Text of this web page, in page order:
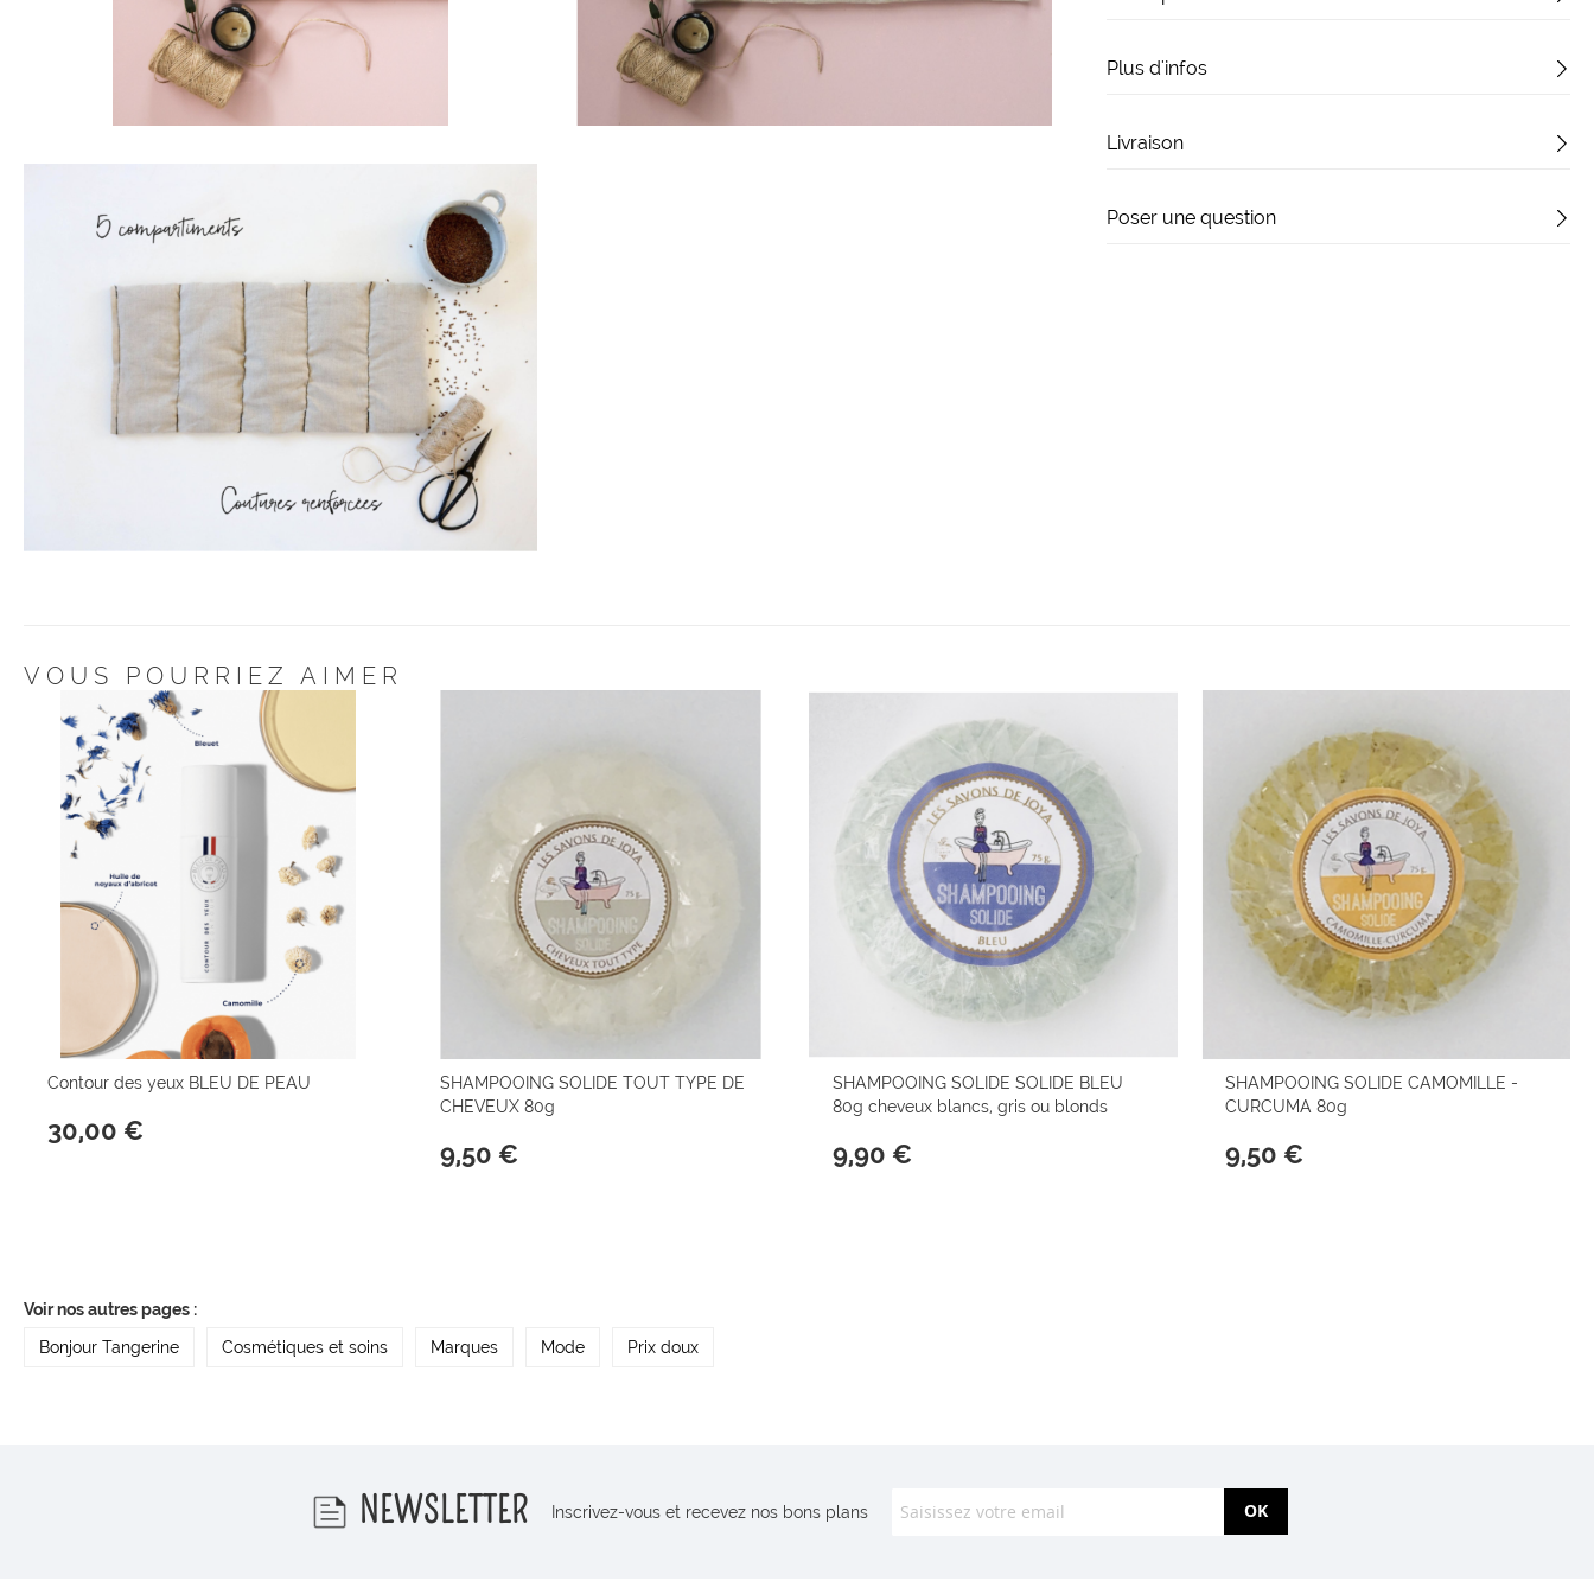
de
Galerie
d’images
Plus d'infos
Livraison
Poser une question
VOUS POURRIEZ AIMER
Contour des yeux BLEU DE PEAU
30,00 €
SHAMPOOING SOLIDE TOUT TYPE DE
CHEVEUX 80g
9,50 €
SHAMPOOING SOLIDE SOLIDE BLEU
80g cheveux blancs, gris ou blonds
9,90 €
SHAMPOOING SOLIDE CAMOMILLE -
CURCUMA 80g
9,50 €
Voir nos autres pages :
Bonjour Tangerine
Cosmétiques et soins Marques Mode Prix doux
NEWSLETTER Inscrivez-vous et recevez nos bons plans OK